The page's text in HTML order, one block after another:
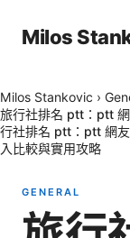
Milos
Milos Stankovic ›
旅行社排名 ptt：ptt
行社排名 ptt：ptt 網
入比較與實用攻略
GENERAL